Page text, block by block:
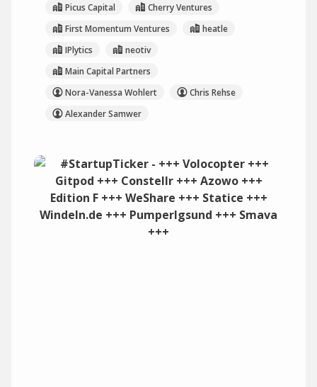
Picus Capital
Cherry Ventures
First Momentum Ventures
heatle
IPlytics
neotiv
Main Capital Partners
Nora-Vanessa Wohlert
Chris Rehse
Alexander Samwer